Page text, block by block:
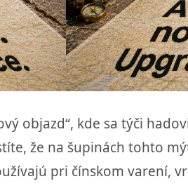
objazd“, kde sa týči
že na šupinách tohto
pri čínskom varení,